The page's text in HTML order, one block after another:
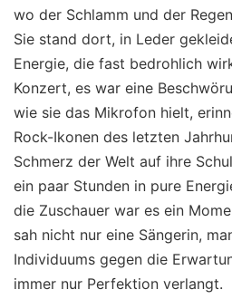
wo der Schlamm und der
Sie stand dort, in Leder
Energie, die fast bedrohlich
Konzert, es war eine
wie sie das Mikrofon hielt,
Rock-Ikonen des letzten
Schmerz der Welt auf ihre
ein paar Stunden in pure
die Zuschauer war es ein
sah nicht nur eine Sängerin,
Individuums gegen die
immer nur Perfektion verlangt.